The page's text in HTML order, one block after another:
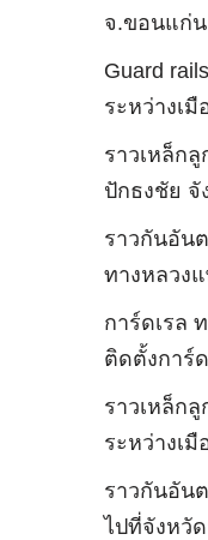
จ.ขอนแก่
Guard
ระหว่างเมื
ราวเหล็ก
ปักธงชัย จั
ราวกันอัน
ทางหลวง
การ์ดเรล
ติดตั้งการ์
ราวเหล็ก
ระหว่างเมื
ราวกันอัน
ไปที่จังหวั